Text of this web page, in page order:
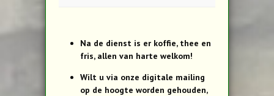
Na de dienst is er koffie, thee en
fris, allen van harte welkom!
Wilt u via onze digitale mailing
op de hoogte worden gehouden,